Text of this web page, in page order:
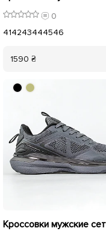
0
414243444546
1590 ₴